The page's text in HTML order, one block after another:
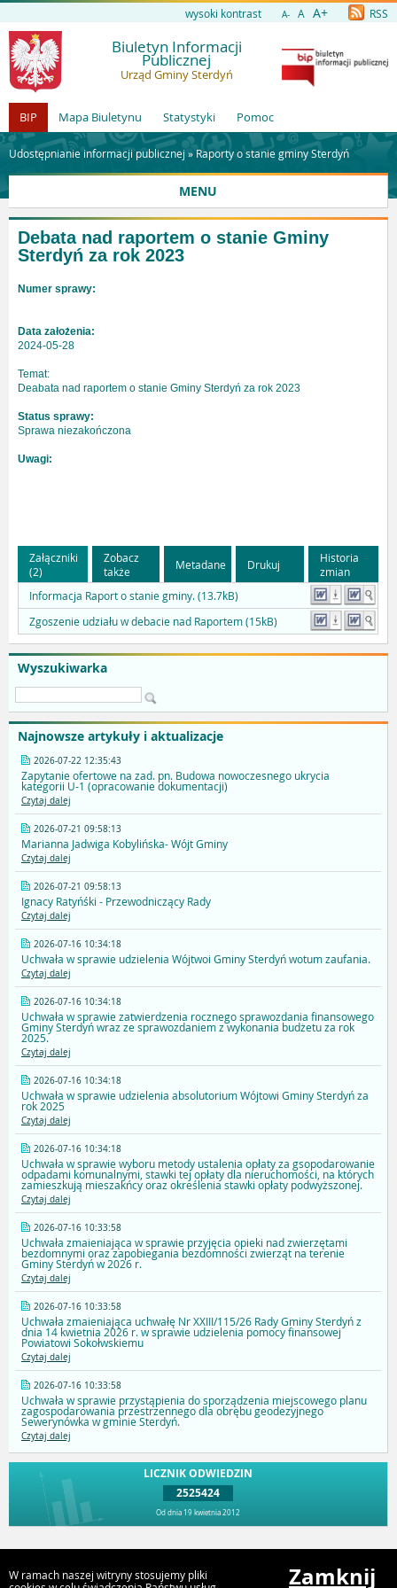
wysoki kontrast A- A A+ RSS
Biuletyn Informacji
Publicznej
Urząd Gminy Sterdyń
BIP Mapa Biuletynu Statystyki Pomoc
Udostępnianie informacji publicznej » Raporty o stanie gminy Sterdyń
MENU
Wyszukiwarka
Najnowsze artykuły i aktualizacje
2026-07-22 12:35:43
Zapytanie ofertowe na zad. pn. Budowa nowoczesnego ukrycia
kategorii U-1 (opracowanie dokumentacji)
Czytaj dalej
2026-07-21 09:58:13
Marianna Jadwiga Kobylińska- Wójt Gminy
Czytaj dalej
2026-07-21 09:58:13
Ignacy Ratyńśki - Przewodniczący Rady
Czytaj dalej
2026-07-16 10:34:18
Uchwała w sprawie udzielenia Wójtwoi Gminy Sterdyń wotum zaufania.
Czytaj dalej
2026-07-16 10:34:18
Uchwała w sprawie zatwierdzenia rocznego sprawozdania finansowego
Gminy Sterdyń wraz ze sprawozdaniem z wykonania budżetu za rok
2025.
Czytaj dalej
2026-07-16 10:34:18
Uchwała w sprawie udzielenia absolutorium Wójtowi Gminy Sterdyń za
rok 2025
Czytaj dalej
2026-07-16 10:34:18
Uchwała w sprawie wyboru metody ustalenia opłaty za gsopodarowanie
odpadami komunalnymi, stawki tej opłaty dla nieruchomości, na których
zamieszkują mieszakńcy oraz określenia stawki opłaty podwyższonej.
Czytaj dalej
2026-07-16 10:33:58
Uchwała zmaieniająca w sprawie przyjęcia opieki nad zwierzętami
bezdomnymi oraz zapobiegania bezdomności zwierząt na terenie
Gminy Sterdyń w 2026 r.
Czytaj dalej
2026-07-16 10:33:58
Uchwała zmaieniająca uchwałę Nr XXIII/115/26 Rady Gminy Sterdyń z
dnia 14 kwietnia 2026 r. w sprawie udzielenia pomocy finansowej
Powiatowi Sokołwskiemu
Czytaj dalej
2026-07-16 10:33:58
Uchwała w sprawie przystąpienia do sporządzenia miejscowego planu
zagospodarowania przestrzennego dla obrębu geodezyjnego
Sewerynówka w gminie Sterdyń.
Czytaj dalej
LICZNIK ODWIEDZIN
2525424
Od dnia 19 kwietnia 2012
Debata nad raportem o stanie Gminy
Sterdyń za rok 2023
Numer sprawy:
Data założenia:
2024-05-28
Temat:
Deabata nad raportem o stanie Gminy Sterdyń za rok 2023
Status sprawy:
Sprawa niezakończona
Uwagi:
Załączniki
(2)
Zobacz
także
Metadane Drukuj
Historia
zmian
Informacja Raport o stanie gminy. (13.7kB)
Zgoszenie udziału w debacie nad Raportem (15kB)
W ramach naszej witryny stosujemy pliki
Zamknij